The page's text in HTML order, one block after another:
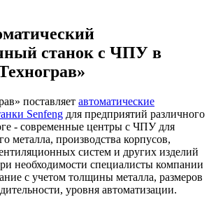
станок с ЧПУ в
поставляет автоматические
Senfeng для предприятий различного
- современные центры с ЧПУ для
металла, производства корпусов,
систем и других изделий
необходимости специалисты компании
с учетом толщины металла, размеров
уровня автоматизации.